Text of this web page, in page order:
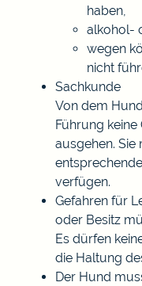
haben,
alkohol-
wegen
nicht
Sachkunde
Von dem
Führung
ausgehen.
verfügen.
Gefahren für
oder Besitz
Es dürfen
die Haltung
Der Hund